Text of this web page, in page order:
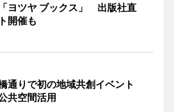
ヨツヤ ブックス」 出版社直
開催も
通りで初の地域共創イベント
共空間活用